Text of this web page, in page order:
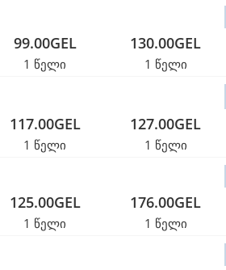
99.00GEL
1 წელი
130.00GEL
1 წელი
117.00GEL
1 წელი
127.00GEL
1 წელი
125.00GEL
1 წელი
176.00GEL
1 წელი